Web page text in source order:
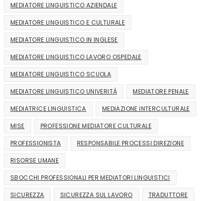
MEDIATORE LINGUISTICO AZIENDALE
MEDIATORE LINGUISTICO E CULTURALE
MEDIATORE LINGUISTICO IN INGLESE
MEDIATORE LINGUISTICO LAVORO OSPEDALE
MEDIATORE LINGUISTICO SCUOLA
MEDIATORE LINGUISTICO UNIVERITÀ MEDIATORE PENALE
MEDIATRICE LINGUISTICA MEDIAZIONE INTERCULTURALE
MISE PROFESSIONE MEDIATORE CULTURALE
PROFESSIONISTA RESPONSABILE PROCESSI DIREZIONE
RISORSE UMANE
SBOCCHI PROFESSIONALI PER MEDIATORI LINGUISTICI
SICUREZZA SICUREZZA SUL LAVORO TRADUTTORE